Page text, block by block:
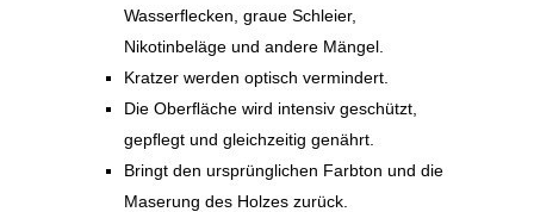
Wasserﬂecken, graue Schleier,
Nikotinbeläge und andere Mängel.
Kratzer werden optisch vermindert.
Die Oberﬂäche wird intensiv geschützt,
gepﬂegt und gleichzeitig genährt.
Bringt den ursprünglichen Farbton und die
Maserung des Holzes zurück.